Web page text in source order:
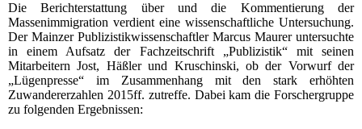
Die Berichterstattung über und die Kommentierung der
Massenimmigration verdient eine wissenschaftliche Untersuchung.
Der Mainzer Publizistikwissenschaftler Marcus Maurer untersuchte
in einem Aufsatz der Fachzeitschrift „Publizistik“ mit seinen
Mitarbeitern Jost, Häßler und Kruschinski, ob der Vorwurf der
„Lügenpresse“ im Zusammenhang mit den stark erhöhten
Zuwandererzahlen 2015ff. zutreffe. Dabei kam die Forschergruppe
zu folgenden Ergebnissen: